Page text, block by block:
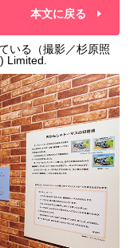
本文に戻る
いる（撮影／杉原照
Limited.